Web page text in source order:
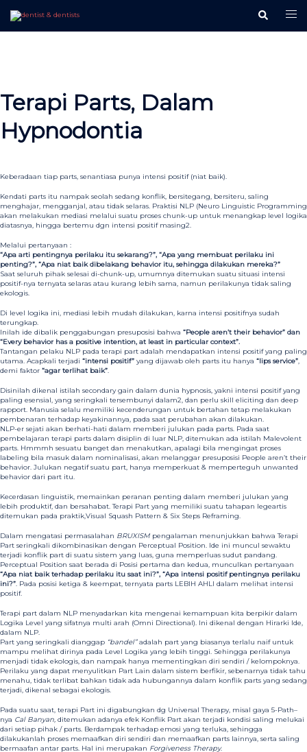
Terapi Parts, Dalam
Hypnodontia
Keberadaan tiap parts, senantiasa punya intensi positif (niat baik).
Kendati parts itu nampak seolah sedang konflik, bersitegang, bersiteru, saling
menghajar, mengganjal, atau tidak selaras. Praktisi NLP (Neuro Linguistic Programming
akan melakukan mediasi melalui suatu proses chunk-up untuk menangkap level logika
diatasnya, hingga bertemu dgn intensi positif masing2.
Melalui pertanyaan :
“Apa arti pentingnya perilaku itu sekarang?”, “Apa yang membuat perilaku ini
penting?”, “Apa niat baik dibelakang behavior itu, sehingga dilakukan mereka?”
Saat seluruh pihak selesai di-chunk-up, umumnya ditemukan suatu situasi intensi
positif-nya ternyata selaras atau kurang lebih sama, namun perilakunya tidak saling
ekologis.
Di level logika ini, mediasi lebih mudah dilakukan, karna intensi positifnya sudah
terungkap.
Inilah ide dibalik penggabungan presuposisi bahwa “People aren’t their behavior” dan
“Every behavior has a positive intention, at least in particular context”.
Tantangan pelaku NLP pada terapi part adalah mendapatkan intensi positif yang paling
utama. Acapkali terjadi “intensi positif” yang dijawab oleh parts itu hanya “lips service”,
demi faktor “agar terlihat baik”.
Disinilah dikenal istilah secondary gain dalam dunia hypnosis, yakni intensi positif yang
paling esensial, yang seringkali tersembunyi dalam2, dan perlu skill eliciting dan deep
rapport. Manusia selalu memiliki kecenderungan untuk bertahan tetap melakukan
pembenaran terhadap keyakinannya, pada saat perubahan akan dilakukan.
NLP-er sejati akan berhati-hati dalam memberi julukan pada parts. Pada saat
pembelajaran terapi parts dalam disiplin di luar NLP, ditemukan ada istilah Malevolent
parts. Hmmmh sesuatu banget dan menakutkan, apalagi bila mengingat proses
labeling bila masuk dalam nominalisasi, akan melanggar presuposisi People aren’t their
behavior. Julukan negatif suatu part, hanya memperkuat & memperteguh unwanted
behavior dari part itu.
Kecerdasan linguistik, memainkan peranan penting dalam memberi julukan yang
lebih produktif, dan bersahabat. Terapi Part yang memiliki suatu tahapan legeartis
ditemukan pada praktik,Visual Squash Pattern & Six Steps Reframing.
Dalam mengatasi permasalahan BRUXISM pengalaman menunjukkan bahwa Terapi
Part seringkali dikombinasikan dengan Perceptual Position. Ide ini muncul sewaktu
terjadi konflik part di suatu sistem yang luas, guna memperluas sudut pandang.
Perceptual Position saat berada di Posisi pertama dan kedua, munculkan pertanyaan
“Apa niat baik terhadap perilaku itu saat ini?”, “Apa intensi positif pentingnya perilaku
ini?”. Pada posisi ketiga & keempat, ternyata parts LEBIH AHLI dalam melihat intensi
positif.
Terapi part dalam NLP menyadarkan kita mengenai kemampuan kita berpikir dalam
Logika Level yang sifatnya multi arah (Omni Directional). Ini dikenal dengan Hirarki Ide,
dalam NLP.
Part yang seringkali dianggap “bandel”adalah part yang biasanya terlalu naif untuk
mampu melihat dirinya pada Level Logika yang lebih tinggi. Sehingga perilakunya
menjadi tidak ekologis, dan nampak hanya mementingkan diri sendiri / kelompoknya.
Perilaku yang dapat menyulitkan Part Lain dalam sistem berfikir, sebenarnya tidak tahu
menahu, tidak terlibat bahkan tidak ada hubungannya dalam konflik parts yang sedang
terjadi, dikenal sebagai ekologis.
Pada suatu saat, terapi Part ini digabungkan dg Universal Therapy, misal gaya 5-Path–
nya Cal Banyan, ditemukan adanya efek Konflik Part akan terjadi kondisi saling melukai
dari setiap pihak / parts. Berdampak terhadap emosi yang terluka, sehingga
dilakukanlah proses memaafkan diri sendiri dan memaafkan parts lainnya, serta saling
bermaafan antar parts. Hal ini merupakan Forgiveness Therapy.